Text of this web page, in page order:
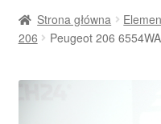
Dostawa
Strona główna
206
Peugeot 206